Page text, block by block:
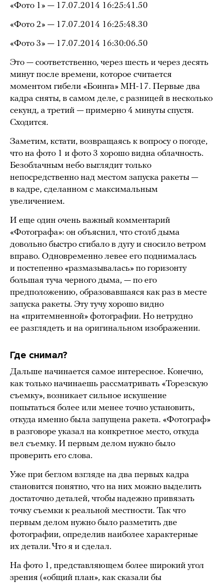
«Фото 1» — 17.07.2014 16:25:41.50
«Фото 2» — 17.07.2014 16:25:48.30
«Фото 3» — 17.07.2014 16:30:06.50
Это — соответственно, через шесть и через десять
минут после времени, которое считается
моментом гибели «Боинга» MH-17. Первые два
кадра сняты, в самом деле, с разницей в несколько
секунд, а третий — примерно 4 минуты спустя.
Сходится.
Заметим, кстати, возвращаясь к вопросу о погоде,
что на фото 1 и фото 3 хорошо видна облачность.
Безоблачным небо выглядит только
непосредственно над местом запуска ракеты —
в кадре, сделанном с максимальным
увеличением.
И еще один очень важный комментарий
«Фотографа»: он объяснил, что столб дыма
довольно быстро сгибало в дугу и сносило ветром
вправо. Одновременно левее его поднималась
и постепенно «размазывалась» по горизонту
большая туча черного дыма, — по его
предположению, образовавшаяся как раз в месте
запуска ракеты. Эту тучу хорошо видно
на «притемненной» фотографии. Но нетрудно
ее разглядеть и на оригинальном изображении.
Где снимал?
Дальше начинается самое интересное. Конечно,
как только начинаешь рассматривать «Торезскую
съемку», возникает сильное искушение
попытаться более или менее точно установить,
откуда именно была запущена ракета. «Фотограф»
в разговоре указал на конкретное место, откуда
вел съемку. И первым делом нужно было
проверить его слова.
Уже при беглом взгляде на два первых кадра
становится понятно, что на них можно выделить
достаточно деталей, чтобы надежно привязать
точку съемки к реальной местности. Так что
первым делом нужно было разметить две
фотографии, определив наиболее характерные
их детали. Что я и сделал.
На фото 1, представляющем более широкий угол
зрения («общий план», как сказали бы